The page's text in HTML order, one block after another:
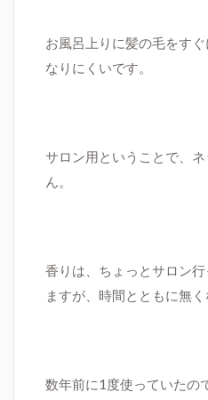
お風呂上りに髪の毛をす
なりにくいです。
サロン用ということで、
ん。
香りは、ちょっとサロン
ますが、時間とともに無く
数年前に1度使っていたの